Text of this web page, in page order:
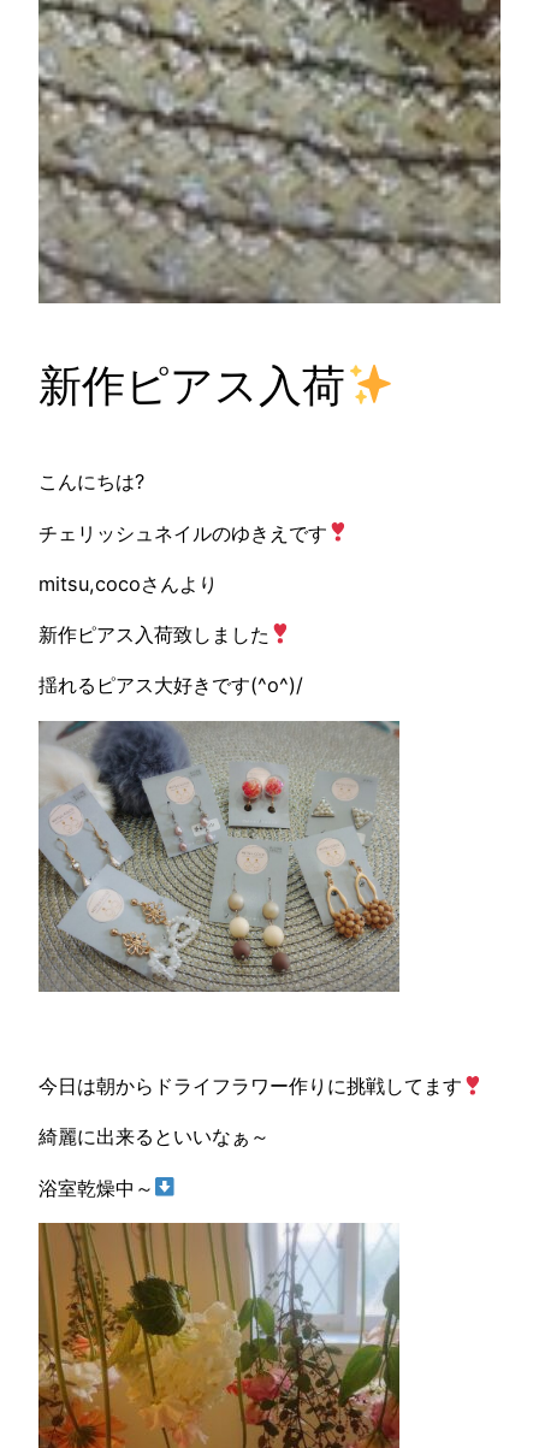
新作ピアス入荷
こんにちは?
チェリッシュネイルのゆきえです
mitsu,cocoさんより
新作ピアス入荷致しました
揺れるピアス大好きです(^o^)/
今日は朝からドライフラワー作りに挑戦してます
綺麗に出来るといいなぁ～
浴室乾燥中～